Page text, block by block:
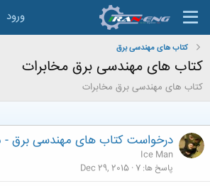
ورود
کتاب های مهندسی برق
کتاب های مهندسی برق مخابرات
کتاب های مهندسی برق مخابرات
درخواست کتاب های مهندسی برق -
Ice Man
پاسخ ها 7
Dec 29, 2015